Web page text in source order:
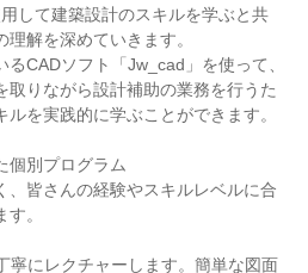
して建築設計のスキルを学ぶと共
解を深めていきます。
CADソフト「Jw_cad」を使って、
取りながら設計補助の業務を行うた
を実践的に学ぶことができます。
個別プログラム
、皆さんの経験やスキルレベルに合
。
寧にレクチャーします。簡単な図面